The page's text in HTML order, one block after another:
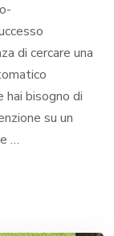
di cercare una
bisogno di
su un
…